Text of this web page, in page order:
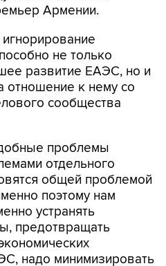
Армении.
не только
развитие ЕАЭС, но и
отношение к нему со
сообщества
проблемы
отдельного
общей проблемой
поэтому нам
устранять
предотвращать
надо минимизировать